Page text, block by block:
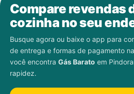
Compare revendas
cozinha no seu
Busque agora ou baixe o app para
de entrega e formas de pagamento
você encontra Gás Barato em
rapidez.